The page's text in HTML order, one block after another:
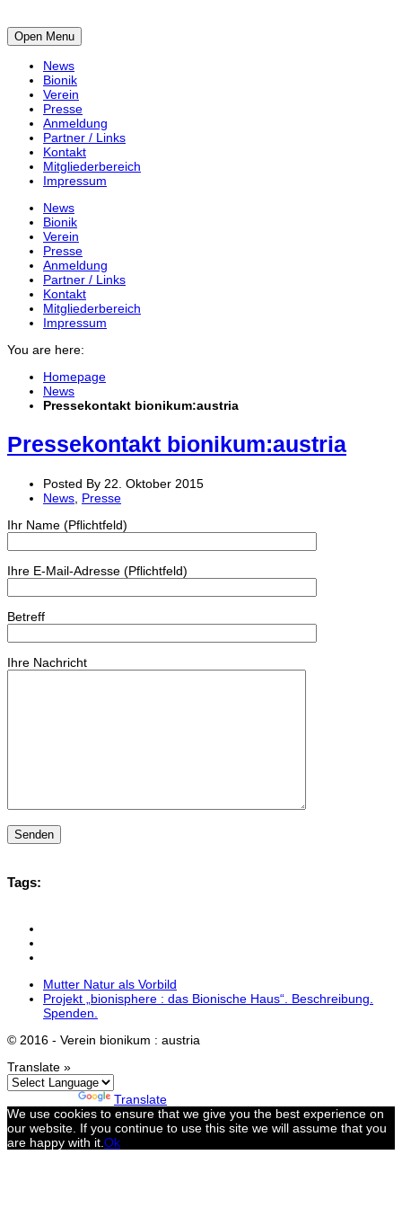
Open Menu
News
Bionik
Verein
Presse
Anmeldung
Partner / Links
Kontakt
Mitgliederbereich
Impressum
News
Bionik
Verein
Presse
Anmeldung
Partner / Links
Kontakt
Mitgliederbereich
Impressum
You are here:
Homepage
News
Pressekontakt bionikum:austria
Pressekontakt bionikum:austria
Posted By 22. Oktober 2015
News Presse
Ihr Name (Pflichtfeld)
Ihre E-Mail-Adresse (Pflichtfeld)
Betreff
Ihre Nachricht
Tags:
Mutter Natur als Vorbild
Projekt „bionisphere : das Bionische Haus“. Beschreibung.
Spenden.
© 2016 - Verein bionikum : austria
Translate »
Translate
We use cookies to ensure that we give you the best experience on
our website. If you continue to use this site we will assume that you
are happy with it.Ok